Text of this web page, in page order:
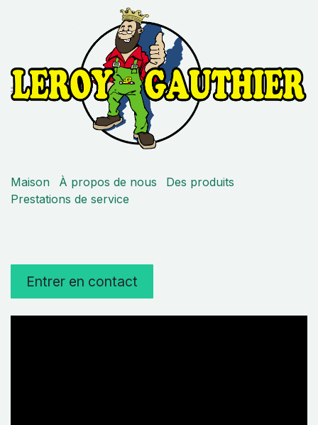
Maison À propos de nous
Des produits
Prestations de service
Entrer en contact